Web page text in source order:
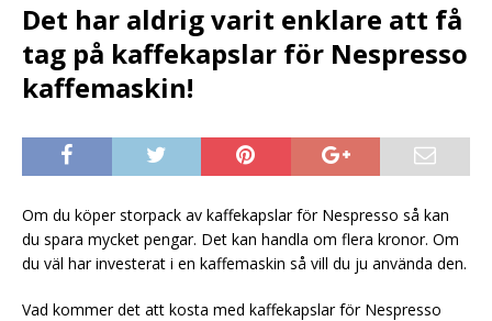
Det har aldrig varit enklare att få
tag på kaffekapslar för Nespresso
kaffemaskin!
Om du köper storpack av kaffekapslar för Nespresso så kan
du spara mycket pengar. Det kan handla om flera kronor. Om
du väl har investerat i en kaffemaskin så vill du ju använda den.
Vad kommer det att kosta med kaffekapslar för Nespresso